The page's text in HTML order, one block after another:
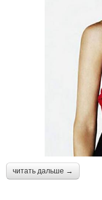
читать дальше →